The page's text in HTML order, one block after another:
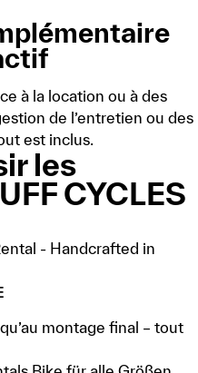
à la location ou à des
de l’entretien ou des
est inclus.
les
CYCLES
montage final – tout